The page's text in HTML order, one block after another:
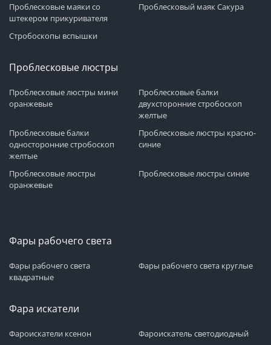
Проблесковые маяки со
штекером прикуривателя
Проблесковый маяк Сакура
Стробоскопы вспышки
Проблесковые люстры
Проблесковые люстры мини
оранжевые
Проблесковые балки
двухсторонние стробоскоп
желтые
Проблесковые балки
односторонние стробоскоп
желтые
Проблесковые люстры красно-
синие
Проблесковые люстры
оранжевые
Проблесковые люстры синие
Фары рабочего света
Фары рабочего света
квадратные
Фары рабочего света круглые
Фара искатели
Фароискатели ксенон Фароискатель светодиодный